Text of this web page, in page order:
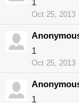
1
Oct 25, 2013
1
Oct 25, 2013
1